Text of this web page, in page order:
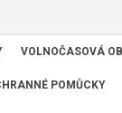
VOLNOČASOVÁ
POMŮCKY